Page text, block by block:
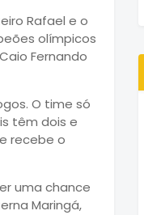
Rafael e o
olímpicos
Fernando
O time só
têm dois e
recebe o
uma chance
Maringá,